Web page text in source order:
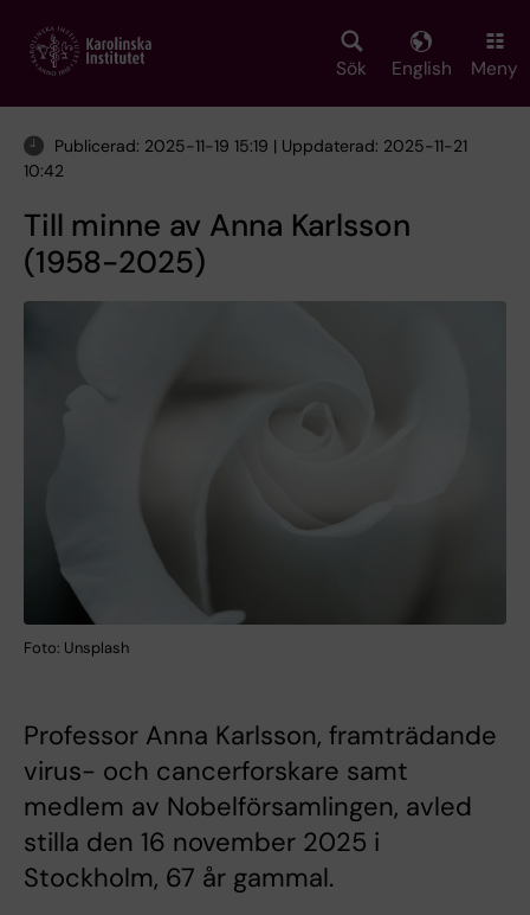
main
Sök English Meny
Publicerad: 2025-11-19 15:19 | Uppdaterad: 2025-11-21
10:42
Till minne av Anna Karlsson
(1958-2025)
Foto: Unsplash
Professor Anna Karlsson, framträdande
virus- och cancerforskare samt
medlem av Nobelförsamlingen, avled
stilla den 16 november 2025 i
Stockholm, 67 år gammal.